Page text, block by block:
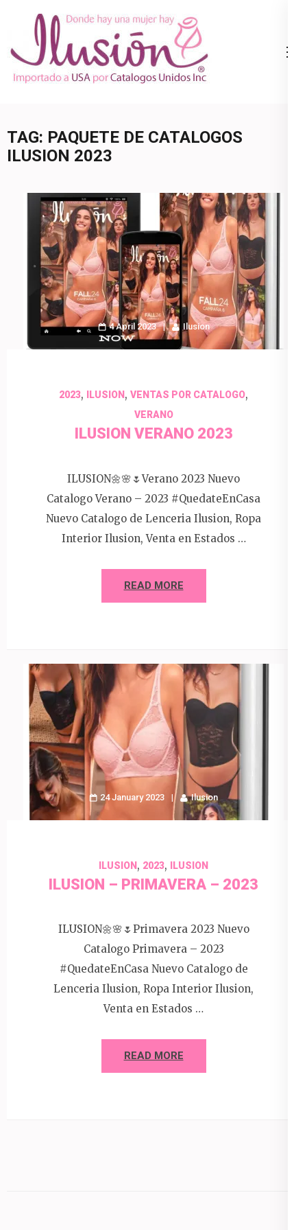
content
(Press
Ropa Interior
800.825.9452
TAG: PAQUETE DE CATALOGOS
ILUSION 2023
4 April 2023 Ilusion
2023, ILUSION , VENTAS POR CATALOGO,
VERANO
ILUSION VERANO 2023
ILUSION🌼🌸🌷Verano 2023 Nuevo
Catalogo Verano – 2023 #QuedateEnCasa
Nuevo Catalogo de Lenceria Ilusion, Ropa
Interior Ilusion, Venta en Estados …
READ MORE
24 January 2023 Ilusion
ILUSION, 2023, ILUSION
ILUSION – PRIMAVERA – 2023
ILUSION🌼🌸🌷Primavera 2023 Nuevo
Catalogo Primavera – 2023
#QuedateEnCasa Nuevo Catalogo de
Lenceria Ilusion, Ropa Interior Ilusion,
Venta en Estados …
READ MORE